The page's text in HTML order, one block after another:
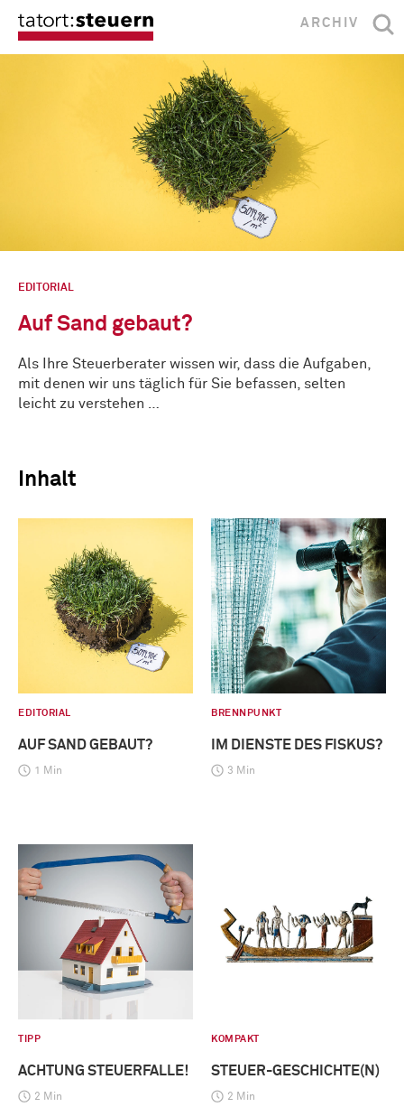
ARCHIV
EDITORIAL
Auf Sand gebaut?
Als Ihre Steuerberater wissen wir, dass die Aufgaben,
mit denen wir uns täglich für Sie befassen, selten
leicht zu verstehen …
Inhalt
EDITORIAL
AUF SAND GEBAUT?
1 Min
BRENNPUNKT
IM DIENSTE DES FISKUS?
3 Min
TIPP
ACHTUNG STEUERFALLE!
2 Min
KOMPAKT
STEUER-GESCHICHTE(N)
2 Min